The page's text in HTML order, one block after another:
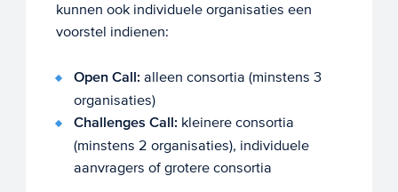
kunnen ook individuele organisaties een
voorstel indienen:
Open Call: alleen consortia (minstens 3
organisaties)
Challenges Call: kleinere consortia
(minstens 2 organisaties), individuele
aanvragers of grotere consortia